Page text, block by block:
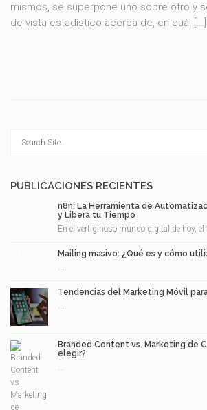
mismos, se superpone uno sobre otro y
de vista estadístico acerca de, en cuál [...]
PUBLICACIONES RECIENTES
n8n: La Herramienta de
y Libera tu Tiempo
En el vertiginoso mundo digital de hoy, el
Mailing masivo: ¿Qué es y cómo
...
Tendencias del Marketing Móvil
...
Branded Content vs. Marketing de
elegir?
...